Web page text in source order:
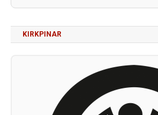
KIRKPINAR